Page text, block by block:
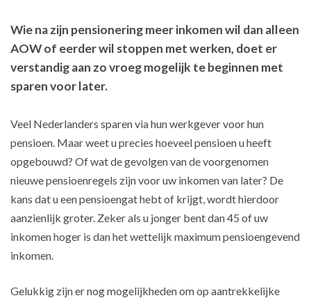
Wie na zijn pensionering meer inkomen wil dan alleen
AOW of eerder wil stoppen met werken, doet er
verstandig aan zo vroeg mogelijk te beginnen met
sparen voor later.
Veel Nederlanders sparen via hun werkgever voor hun
pensioen. Maar weet u precies hoeveel pensioen u heeft
opgebouwd? Of wat de gevolgen van de voorgenomen
nieuwe pensioenregels zijn voor uw inkomen van later? De
kans dat u een pensioengat hebt of krijgt, wordt hierdoor
aanzienlijk groter. Zeker als u jonger bent dan 45 of uw
inkomen hoger is dan het wettelijk maximum pensioengevend
inkomen.
Gelukkig zijn er nog mogelijkheden om op aantrekkelijke